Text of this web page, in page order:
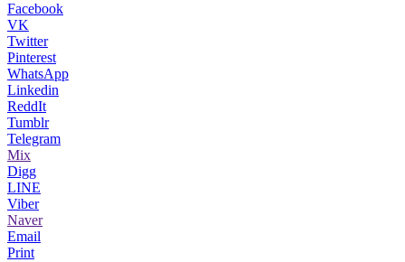
Facebook
VK
Twitter
Pinterest
WhatsApp
Linkedin
ReddIt
Tumblr
Telegram
Mix
Digg
LINE
Viber
Naver
Email
Print